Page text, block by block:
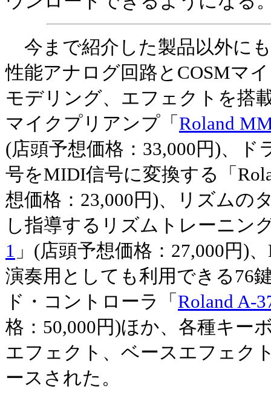
今まで紹介した製品以外に
性能アナログ回路とCOSMマ
モデリング、エフェクトを搭
マイクプリアンプ「 Roland
(店頭予想価格：33,000円)、ド
号をMIDI信号に変換する「
想価格：23,000円)、リズムの
し指導するリズムトレーニン
1 」(店頭予想価格：27,000円)
演奏用としても利用できる76
ド・コントローラ「 Roland A-
格：50,000円)ほか、各種キー
エフェクト、ベースエフェク
ースされた。